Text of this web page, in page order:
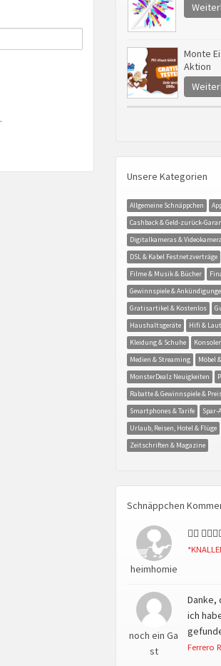
.
Monte
Aktion
Unsere Kategorien
Allgemeine Schnäppchen
Cashback & Geld-zurück-
Digitalkameras &
DSL & Kabel Festnetzverträge
Filme & Musik & Bücher
Gewinnspiele &
Gratisartikel & Kostenlos
Haushaltsgeräte
Hifi &
Kleidung & Schuhe
Medien & Streaming
Möbel
MonsterDealz Neuigkeiten
Rabatte & Gewinnspiele &
Smartphones & Tarife
Spar-
Urlaub, Reisen, Hotel & Flüge
Zeitschriften & Magazine
Schnäppchen
heimhomie
👍🏻
noch ein Ga
st
Danke,
ich
Ferrero